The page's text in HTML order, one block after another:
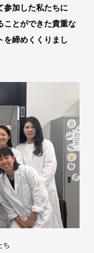
参加した私たちに
ことができた貴重な
を締めくくりまし
ち